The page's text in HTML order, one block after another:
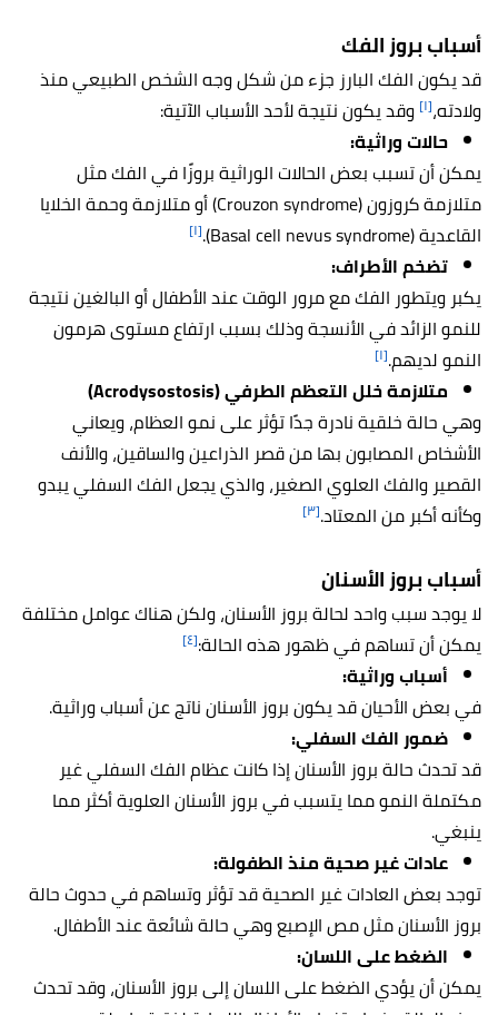
أسباب بروز الفك
قد يكون الفك البارز جزء من شكل وجه الشخص الطبيعي منذ
ولادته،[١] وقد يكون نتيجة لأحد الأسباب الآتية:
حالات وراثية:
يمكن أن تسبب بعض الحالات الوراثية بروزًا في الفك مثل
متلازمة كروزون (Crouzon syndrome) أو متلازمة وحمة الخلايا
القاعدية (Basal cell nevus syndrome).
[١]
تضخم الأطراف:
يكبر ويتطور الفك مع مرور الوقت عند الأطفال أو البالغين نتيجة
للنمو الزائد في الأنسجة وذلك بسبب ارتفاع مستوى هرمون
النمو لديهم.[١]
متلازمة خلل التعظم الطرفي (Acrodysostosis)
وهي حالة خلقية نادرة جدًا تؤثر على نمو العظام، ويعاني
الأشخاص المصابون بها من قصر الذراعين والساقين، والأنف
القصير والفك العلوي الصغير، والذي يجعل الفك السفلي يبدو
وكأنه أكبر من المعتاد.[٣]
أسباب بروز الأسنان
لا يوجد سبب واحد لحالة بروز الأسنان، ولكن هناك عوامل مختلفة
يمكن أن تساهم في ظهور هذه الحالة:[٤]
أسباب وراثية:
في بعض الأحيان قد يكون بروز الأسنان ناتج عن أسباب وراثية.
ضمور الفك السفلي:
قد تحدث حالة بروز الأسنان إذا كانت عظام الفك السفلي غير
مكتملة النمو مما يتسبب في بروز الأسنان العلوية أكثر مما
ينبغي.
عادات غير صحية منذ الطفولة:
توجد بعض العادات غير الصحية قد تؤثر وتساهم في حدوث حالة
بروز الأسنان مثل مص الإصبع وهي حالة شائعة عند الأطفال.
الضغط على اللسان:
يمكن أن يؤدي الضغط على اللسان إلى بروز الأسنان، وقد تحدث